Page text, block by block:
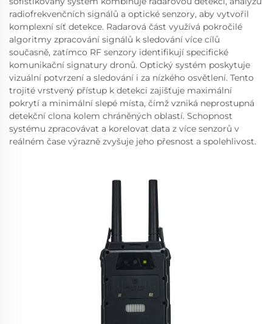
radiofrekvenčních signálů a optické senzory, aby vytvořil
komplexní síť detekce. Radarová část využívá pokročilé
algoritmy zpracování signálů k sledování více cílů
současně, zatímco RF senzory identifikují specifické
komunikační signatury dronů. Optický systém poskytuje
vizuální potvrzení a sledování i za nízkého osvětlení. Tento
trojité vrstvený přístup k detekci zajišťuje maximální
pokrytí a minimální slepé místa, čímž vzniká neprostupná
detekční clona kolem chráněných oblastí. Schopnost
systému zpracovávat a korelovat data z více senzorů v
reálném čase výrazně zvyšuje jeho přesnost a spolehlivost.